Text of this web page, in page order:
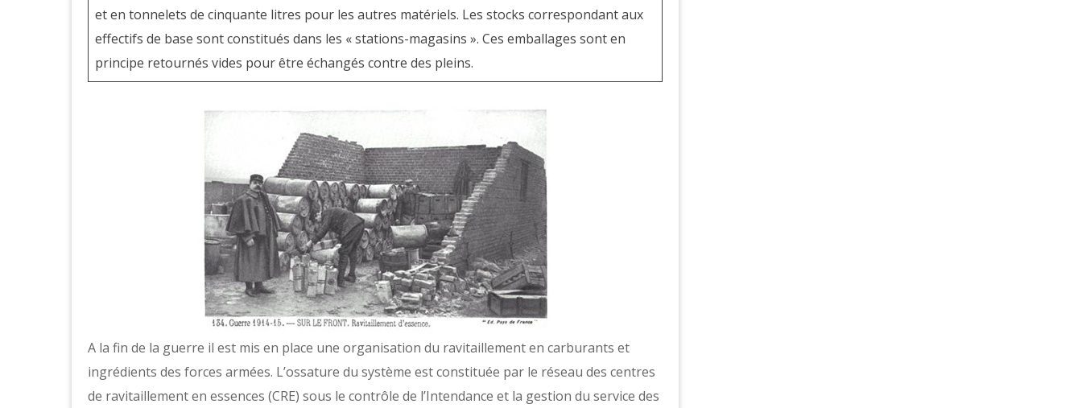
et en tonnelets de cinquante litres pour les autres matériels. Les stocks correspondant aux
effectifs de base sont constitués dans les « stations-magasins ». Ces emballages sont en
principe retournés vides pour être échangés contre des pleins.
A la fin de la guerre il est mis en place une organisation du ravitaillement en carburants et
ingrédients des forces armées. L’ossature du système est constituée par le réseau des centres
de ravitaillement en essences (CRE) sous le contrôle de l’Intendance et la gestion du service des